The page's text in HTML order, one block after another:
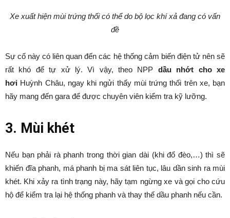
Xe xuất hiện mùi trứng thối có thể do bộ lọc khí xả đang có vấn
đề
Sự cố này có liên quan đến các hệ thống cảm biến điện tử nên sẽ
rất khó để tự xử lý. Vì vậy, theo NPP dầu nhớt cho xe
hơi Huỳnh Châu, ngay khi ngửi thấy mùi trứng thối trên xe, bạn
hãy mang đến gara để được chuyên viên kiểm tra kỹ lưỡng.
3. Mùi khét
Nếu bạn phải rà phanh trong thời gian dài (khi đổ đèo,…) thì sẽ
khiến đĩa phanh, má phanh bị ma sát liên tục, lâu dần sinh ra mùi
khét. Khi xảy ra tình trạng này, hãy tạm ngừng xe và gọi cho cứu
hộ để kiểm tra lại hệ thống phanh và thay thế dầu phanh nếu cần.